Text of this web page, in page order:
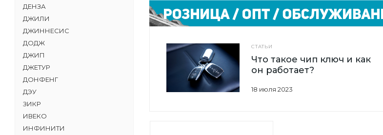
СТАТЬИ
18 июля 2023
Что такое чип ключ и как
он работает?
ДЕНЗА
ДЖИЛИ
ДЖИННЕСИС
ДОДЖ
ДЖИП
ДЖЕТУР
ДОНФЕНГ
ДЭУ
ЗИКР
ИВЕКО
ИНФИНИТИ